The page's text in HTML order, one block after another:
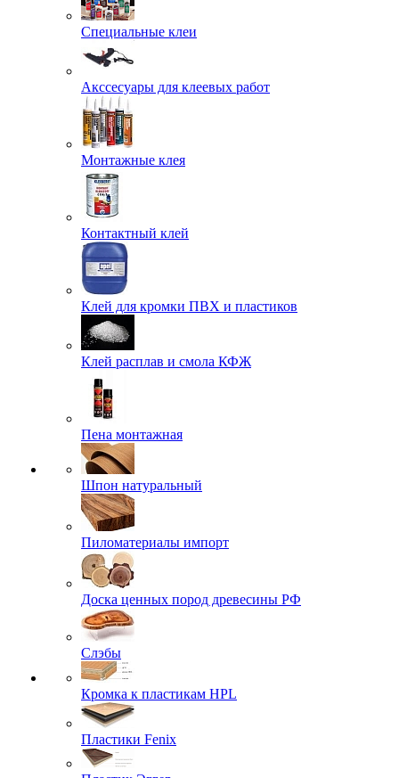
Специальные клеи
Акссесуары для клеевых работ
Монтажные клея
Контактный клей
Клей для кромки ПВХ и пластиков
Клей расплав и смола КФЖ
Пена монтажная
Шпон натуральный
Пиломатериалы импорт
Доска ценных пород древесины РФ
Слэбы
Кромка к пластикам HPL
Пластики Fenix